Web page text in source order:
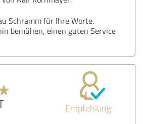
Schramm für Ihre Worte.
bemühen, einen guten Service
Empfehlung